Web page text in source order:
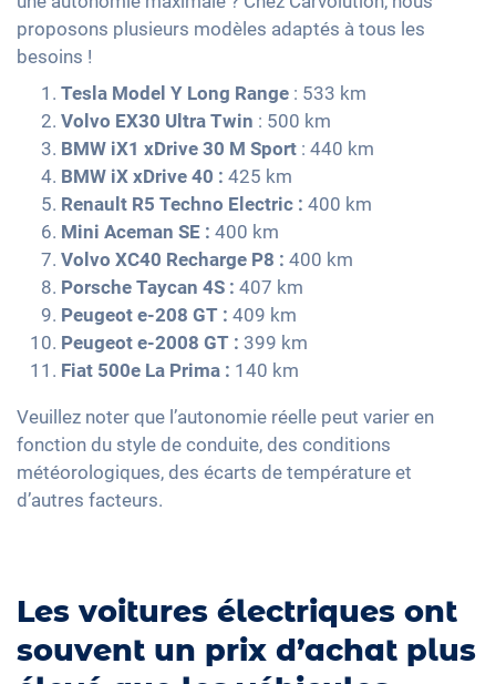
proposons plusieurs modèles adaptés à tous les
besoins !
Tesla Model Y Long Range : 533 km
Volvo EX30 Ultra Twin : 500 km
BMW iX1 xDrive 30 M Sport : 440 km
BMW iX xDrive 40 : 425 km
Renault R5 Techno Electric : 400 km
Mini Aceman SE : 400 km
Volvo XC40 Recharge P8 : 400 km
Porsche Taycan 4S : 407 km
Peugeot e-208 GT : 409 km
Peugeot e-2008 GT : 399 km
Fiat 500e La Prima : 140 km
Veuillez noter que l’autonomie réelle peut varier en
fonction du style de conduite, des conditions
météorologiques, des écarts de température et
d’autres facteurs.
Les voitures électriques ont
souvent un prix d’achat plus